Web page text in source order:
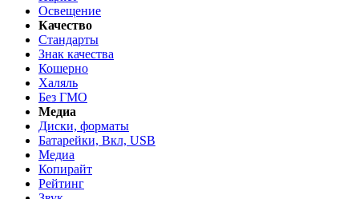
Освещение
Качество
Стандарты
Знак качества
Кошерно
Халяль
Без ГМО
Медиа
Диски, форматы
Батарейки, Вкл, USB
Медиа
Копирайт
Рейтинг